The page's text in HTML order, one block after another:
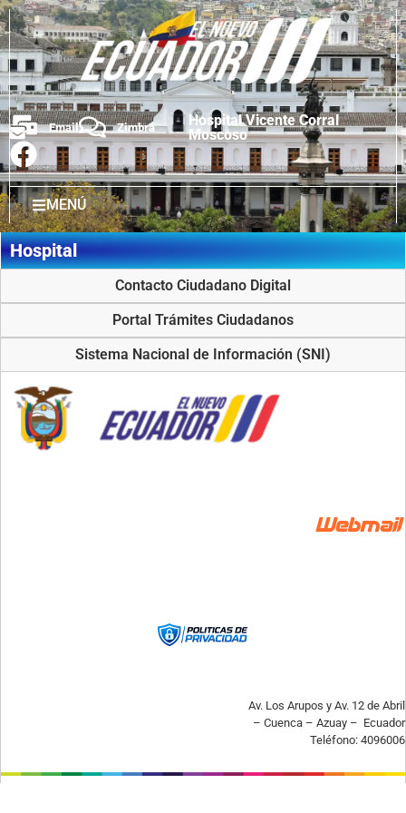
Hospital Vicente Corral
Moscoso
Email Zimbra
MENÚ
Hospital
Contacto Ciudadano Digital
Portal Trámites Ciudadanos
Sistema Nacional de Información (SNI)
Av. Los Arupos y Av. 12 de Abril
– Cuenca – Azuay – Ecuador
Teléfono: 4096006